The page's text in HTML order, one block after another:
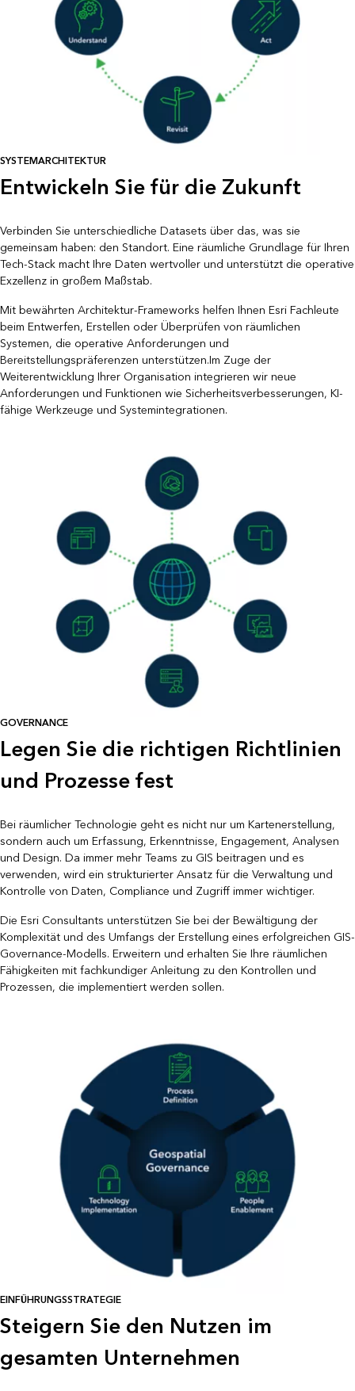
SYSTEMARCHITEKTUR
Entwickeln Sie für die Zukunft
Verbinden Sie unterschiedliche Datasets über das, was sie
gemeinsam haben: den Standort. Eine räumliche Grundlage für Ihren
Tech-Stack macht Ihre Daten wertvoller und unterstützt die operative
Exzellenz in großem Maßstab.
Mit bewährten Architektur-Frameworks helfen Ihnen Esri Fachleute
beim Entwerfen, Erstellen oder Überprüfen von räumlichen
Systemen, die operative Anforderungen und
Bereitstellungspräferenzen unterstützen.Im Zuge der
Weiterentwicklung Ihrer Organisation integrieren wir neue
Anforderungen und Funktionen wie Sicherheitsverbesserungen, KI-
fähige Werkzeuge und Systemintegrationen.
GOVERNANCE
Legen Sie die richtigen Richtlinien
und Prozesse fest
Bei räumlicher Technologie geht es nicht nur um Kartenerstellung,
sondern auch um Erfassung, Erkenntnisse, Engagement, Analysen
und Design. Da immer mehr Teams zu GIS beitragen und es
verwenden, wird ein strukturierter Ansatz für die Verwaltung und
Kontrolle von Daten, Compliance und Zugriff immer wichtiger.
Die Esri Consultants unterstützen Sie bei der Bewältigung der
Komplexität und des Umfangs der Erstellung eines erfolgreichen GIS-
Governance-Modells. Erweitern und erhalten Sie Ihre räumlichen
Fähigkeiten mit fachkundiger Anleitung zu den Kontrollen und
Prozessen, die implementiert werden sollen.
EINFÜHRUNGSSTRATEGIE
Steigern Sie den Nutzen im
gesamten Unternehmen